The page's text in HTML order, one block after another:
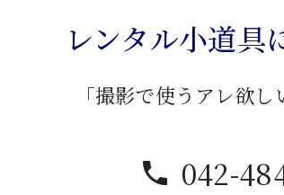
レンタル小道具
「撮影で使うアレ欲
042-